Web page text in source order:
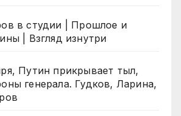
в студии | Прошлое и
| Взгляд изнутри
Путин прикрывает тыл,
генерала. Гудков, Ларина,